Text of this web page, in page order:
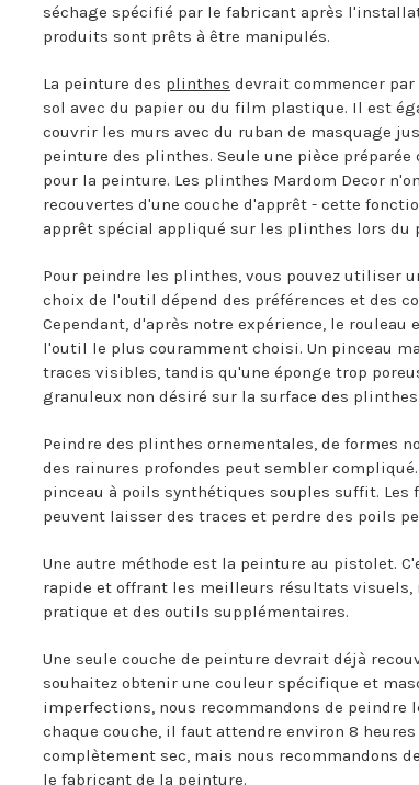
séchage spécifié par le fabricant après
produits sont prêts à être manipulés.
La peinture des plinthes devrait commencer
sol avec du papier ou du film plastique. Il est
couvrir les murs avec du ruban de masquage
peinture des plinthes. Seule une pièce
pour la peinture. Les plinthes Mardom Decor
recouvertes d'une couche d'apprêt - cette
apprêt spécial appliqué sur les plinthes lors du
Pour peindre les plinthes, vous pouvez utiliser
choix de l'outil dépend des préférences et des
Cependant, d'après notre expérience, le
l'outil le plus couramment choisi. Un pinceau
traces visibles, tandis qu'une éponge trop
granuleux non désiré sur la surface des plinthes.
Peindre des plinthes ornementales, de formes
des rainures profondes peut sembler
pinceau à poils synthétiques souples suffit.
peuvent laisser des traces et perdre des poils
Une autre méthode est la peinture au pistolet.
rapide et offrant les meilleurs résultats visuels,
pratique et des outils supplémentaires.
Une seule couche de peinture devrait déjà
souhaitez obtenir une couleur spécifique et
imperfections, nous recommandons de peindre
chaque couche, il faut attendre environ 8
complètement sec, mais nous recommandons
le fabricant de la peinture.